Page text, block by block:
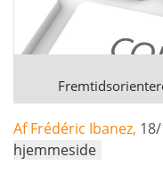
Af Frédéric Ibanez,
hjemmeside